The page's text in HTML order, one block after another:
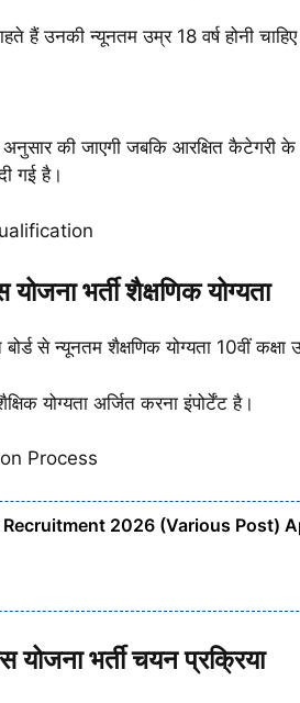
हैं उनकी न्यूनतम उम्र 18 वर्ष होनी
की जाएगी जबकि आरक्षित कैटेगरी के
गई है।
भर्ती शैक्षणिक योग्यता
से न्यूनतम शैक्षणिक योग्यता 10वीं कक्षा
योग्यता अर्जित करना इंपोर्टेंट है।
Process
2026 (Various Post)
भर्ती चयन प्रक्रिया